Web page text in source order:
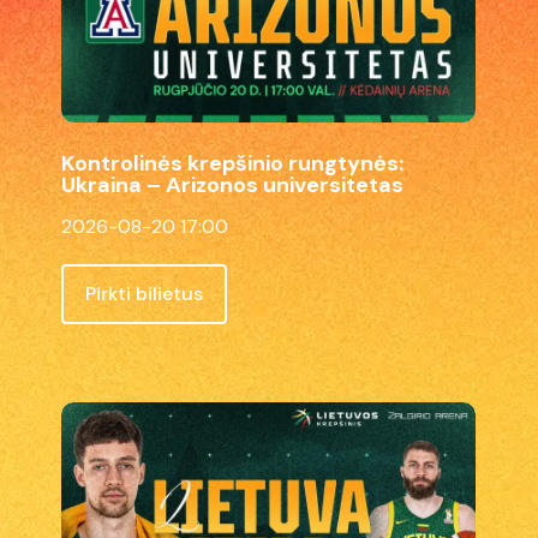
Ukraina
–
Arizonos
universitetas
Kontrolinės krepšinio rungtynės:
Ukraina – Arizonos universitetas
2026-08-20 17:00
Pirkti bilietus
Lietuvos
vyrų
krepšinio
rinktinės